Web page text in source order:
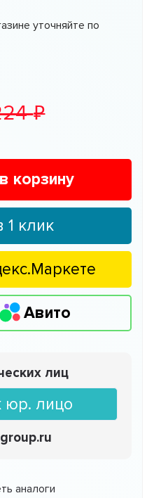
уточняйте по
корзину
1 клик
Авито
лиц
юр. лицо
аналоги